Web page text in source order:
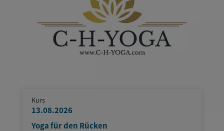
Kurs
13.08.2026
Yoga für den Rücken